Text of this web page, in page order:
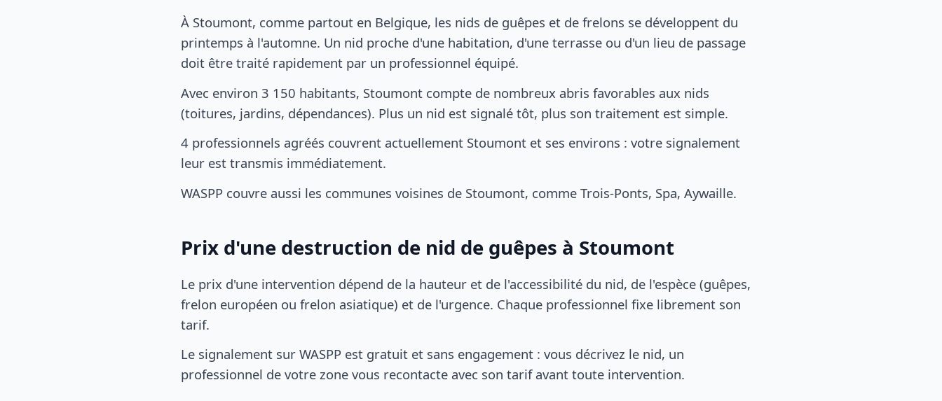
À Stoumont, comme partout en Belgique, les nids de guêpes et de frelons se développent du
printemps à l'automne. Un nid proche d'une habitation, d'une terrasse ou d'un lieu de passage
doit être traité rapidement par un professionnel équipé.
Avec environ 3 150 habitants, Stoumont compte de nombreux abris favorables aux nids
(toitures, jardins, dépendances). Plus un nid est signalé tôt, plus son traitement est simple.
4 professionnels agréés couvrent actuellement Stoumont et ses environs : votre signalement
leur est transmis immédiatement.
WASPP couvre aussi les communes voisines de Stoumont, comme Trois-Ponts, Spa, Aywaille.
Prix d'une destruction de nid de guêpes à Stoumont
Le prix d'une intervention dépend de la hauteur et de l'accessibilité du nid, de l'espèce (guêpes,
frelon européen ou frelon asiatique) et de l'urgence. Chaque professionnel fixe librement son
tarif.
Le signalement sur WASPP est gratuit et sans engagement : vous décrivez le nid, un
professionnel de votre zone vous recontacte avec son tarif avant toute intervention.